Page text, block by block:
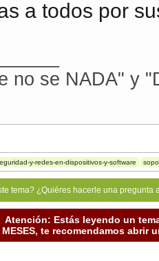
a todos por
no se NADA" y
y-redes-en-dispositivos-y-software
tema? ¿Quiéres hacerle una
Atención: Estás leyendo un
MESES, te recomendamos abrir